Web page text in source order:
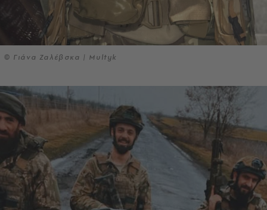
© Γιάνα Ζαλέβσκα | Multyk